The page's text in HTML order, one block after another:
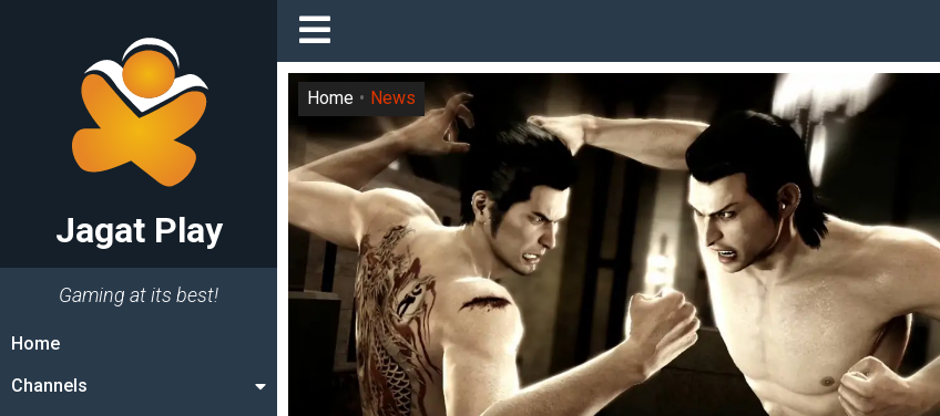
Jagat Play
Gaming at its best!
Home
Channels
Home News